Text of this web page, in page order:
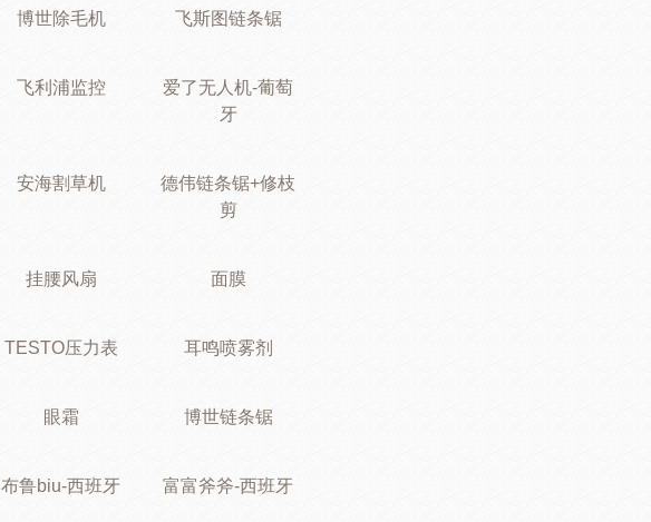
博世除毛机 飞斯图链条锯
飞利浦监控
爱了无人机-葡萄
牙
安海割草机
德伟链条锯+修枝
剪
挂腰风扇 面膜
TESTO压力表 耳鸣喷雾剂
眼霜 博世链条锯
布鲁biu-西班牙 富富斧斧-西班牙